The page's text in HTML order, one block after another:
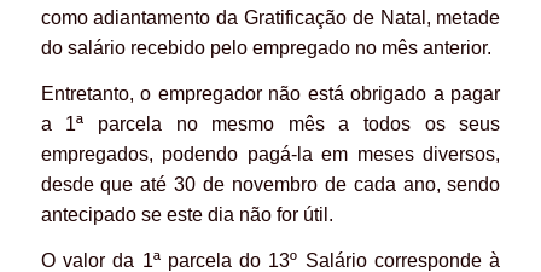
como adiantamento da Gratificação de Natal, metade
do salário recebido pelo empregado no mês anterior.
Entretanto, o empregador não está obrigado a pagar
a 1ª parcela no mesmo mês a todos os seus
empregados, podendo pagá-la em meses diversos,
desde que até 30 de novembro de cada ano, sendo
antecipado se este dia não for útil.
O valor da 1ª parcela do 13º Salário corresponde à